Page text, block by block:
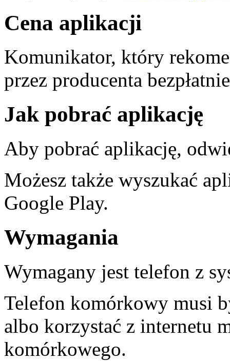
Cena aplikacji
Komunikator, który
przez producenta
Jak pobrać aplikację
Aby pobrać aplikację,
Możesz także wyszukać
Google Play.
Wymagania
Wymagany jest telefon z
Telefon komórkowy musi
albo korzystać z internetu
komórkowego.